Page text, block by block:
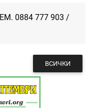
0884 777 903 /
ВСИЧКИ